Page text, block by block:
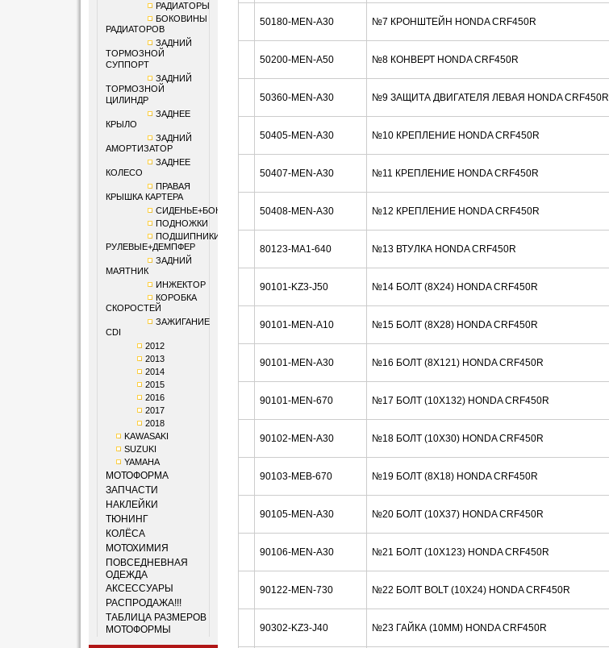
РАДИАТОРЫ
БОКОВИНЫ
РАДИАТОРОВ
ЗАДНИЙ
ТОРМОЗНОЙ
СУППОРТ
ЗАДНИЙ
ТОРМОЗНОЙ
ЦИЛИНДР
ЗАДНЕЕ
КРЫЛО
ЗАДНИЙ
АМОРТИЗАТОР
ЗАДНЕЕ
КОЛЕСО
ПРАВАЯ
КРЫШКА КАРТЕРА
СИДЕНЬЕ+БОКОВИНЫ
ПОДНОЖКИ
ПОДШИПНИКИ
РУЛЕВЫЕ+ДЕМПФЕР
ЗАДНИЙ
МАЯТНИК
ИНЖЕКТОР
КОРОБКА
СКОРОСТЕЙ
ЗАЖИГАНИЕ
CDI
2012
2013
2014
2015
2016
2017
2018
KAWASAKI
SUZUKI
YAMAHA
МОТОФОРМА
ЗАПЧАСТИ
НАКЛЕЙКИ
ТЮНИНГ
КОЛЁСА
МОТОХИМИЯ
ПОВСЕДНЕВНАЯ
ОДЕЖДА
АКСЕССУАРЫ
РАСПРОДАЖА!!!
ТАБЛИЦА РАЗМЕРОВ
МОТОФОРМЫ
50180-MEN-A30 №7 КРОНШТЕЙН HONDA CRF450R
50200-MEN-A50 №8 КОНВЕРТ HONDA CRF450R
50360-MEN-A30 №9 ЗАЩИТА ДВИГАТЕЛЯ ЛЕВАЯ HONDA CRF450R
50405-MEN-A30 №10 КРЕПЛЕНИЕ HONDA CRF450R
50407-MEN-A30 №11 КРЕПЛЕНИЕ HONDA CRF450R
50408-MEN-A30 №12 КРЕПЛЕНИЕ HONDA CRF450R
80123-MA1-640 №13 ВТУЛКА HONDA CRF450R
90101-KZ3-J50 №14 БОЛТ (8X24) HONDA CRF450R
90101-MEN-A10 №15 БОЛТ (8X28) HONDA CRF450R
90101-MEN-A30 №16 БОЛТ (8X121) HONDA CRF450R
90101-MEN-670 №17 БОЛТ (10X132) HONDA CRF450R
90102-MEN-A30 №18 БОЛТ (10X30) HONDA CRF450R
90103-MEB-670 №19 БОЛТ (8X18) HONDA CRF450R
90105-MEN-A30 №20 БОЛТ (10X37) HONDA CRF450R
90106-MEN-A30 №21 БОЛТ (10X123) HONDA CRF450R
90122-MEN-730 №22 БОЛТ BOLT (10X24) HONDA CRF450R
90302-KZ3-J40 №23 ГАЙКА (10MM) HONDA CRF450R